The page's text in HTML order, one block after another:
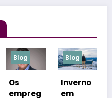
em
Blog
Congre